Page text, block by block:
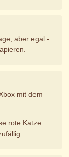
aber egal -
mit dem
rote Katze